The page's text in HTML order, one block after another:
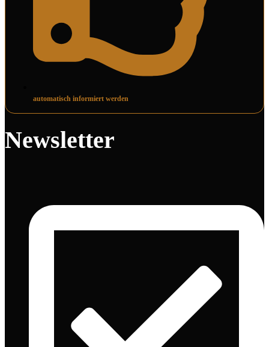
automatisch informiert werden
Newsletter